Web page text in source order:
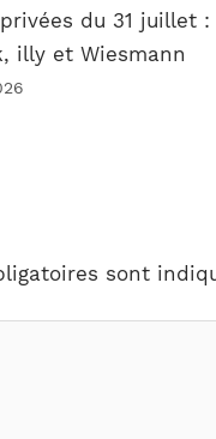
du 31 juillet :
illy et Wiesmann
sont